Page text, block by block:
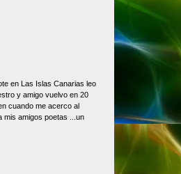
en Las Islas Canarias leo
y amigo vuelvo en 20
cuando me acerco al
mis amigos poetas ...un